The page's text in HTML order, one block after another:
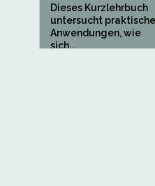
Dieses Kurzlehrbuch
untersucht praktische
Anwendungen, wie
sich...